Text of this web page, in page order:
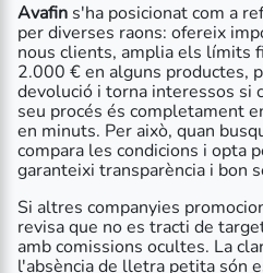
Avafin s'ha posicionat com a
per diverses raons: ofereix
nous clients, amplia els límits
2.000 € en alguns productes,
devolució i torna interessos si
seu procés és completament
en minuts. Per això, quan
compara les condicions i opta
garanteixi transparència i bon
Si altres companyies
revisa que no es tracti de
amb comissions ocultes. La
l'absència de lletra petita són